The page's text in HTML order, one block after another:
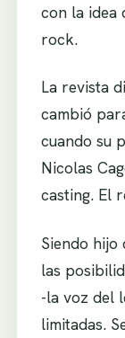
con la idea
rock.
La revista
cambió
cuando su
Nicolas
casting. El
Siendo hijo
las
-la voz del
limitadas.